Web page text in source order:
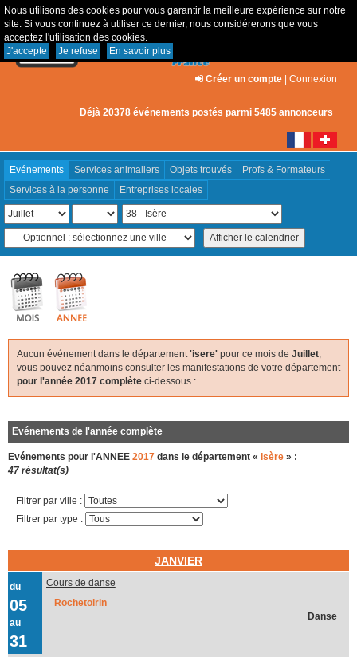
Nous utilisons des cookies pour vous garantir la meilleure expérience sur notre
site. Si vous continuez à utiliser ce dernier, nous considérerons que vous
acceptez l'utilisation des cookies.
J'accepte
Je refuse En savoir plus
Créer un compte | Connexion
Déjà 20378 événements postés parmi 5485 annonceurs
Evénements Services animaliers Objets trouvés
Profs & Formateurs
Services à la personne
Entreprises locales
Aucun événement dans le département 'isere' pour ce mois de Juillet
vous pouvez néanmoins consulter les manifestations de votre département
pour l'année 2017 complète ci-dessous :
Evénements de l'année complète
Evénements pour l'ANNEE 2017 dans le département « Isère » :
47 résultat(s)
Filtrer par ville :
Filtrer par type :
JANVIER
du
05
au
31
Cours de danse
Rochetoirin
Danse